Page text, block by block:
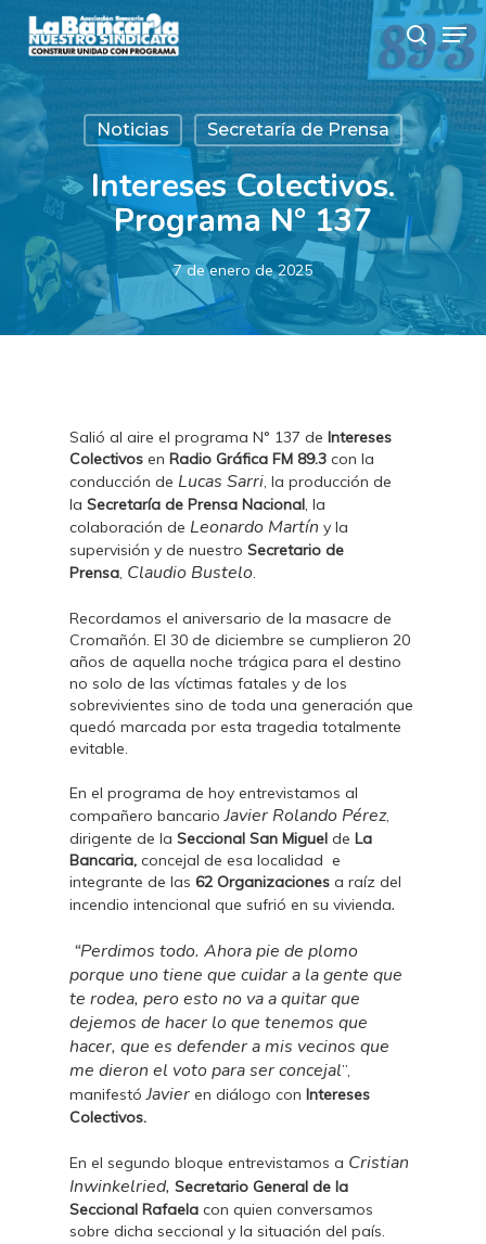
main
content
search
Noticias Secretaría de Prensa
Intereses Colectivos.
Programa N° 137
7 de enero de 2025
Salió al aire el programa N° 137 deIntereses
Colectivos en Radio Gráfica FM 89.3 con la
conducción de Lucas Sarri, la producción de
laSecretaría de Prensa Nacional, la
colaboración de Leonardo Martín y la
supervisión y de nuestroSecretario de
Prensa, Claudio Bustelo.
Recordamos el aniversario de la masacre de
Cromañón. El 30 de diciembre se cumplieron 20
años de aquella noche trágica para el destino
no solo de las víctimas fatales y de los
sobrevivientes sino de toda una generación que
quedó marcada por esta tragedia totalmente
evitable.
En el programa de hoy entrevistamos al
compañero bancarioJavier Rolando Pérez,
dirigente de la Seccional San Miguelde La
Bancaria,concejal de esa localidad e
integrante de las 62 Organizacionesa raíz del
incendio intencional que sufrió en su vivienda.
“Perdimos todo. Ahora pie de plomo
porque uno tiene que cuidar a la gente que
te rodea, pero esto no va a quitar que
dejemos de hacer lo que tenemos que
hacer, que es defender a mis vecinos que
me dieron el voto para ser concejal”,
manifestóJavier en diálogo conIntereses
Colectivos.
En el segundo bloque entrevistamos a Cristian
Inwinkelried, Secretario General de la
Seccional Rafaelacon quien conversamos
sobre dicha seccional y la situación del país.